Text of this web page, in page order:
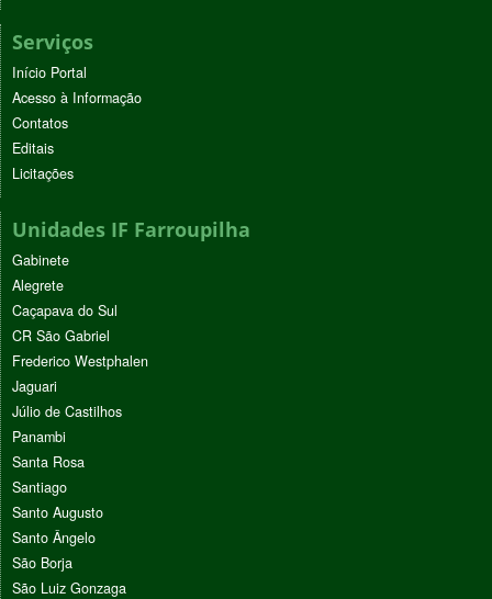
Serviços
Início Portal
Acesso à Informação
Contatos
Editais
Licitações
Unidades IF Farroupilha
Gabinete
Alegrete
Caçapava do Sul
CR São Gabriel
Frederico Westphalen
Jaguari
Júlio de Castilhos
Panambi
Santa Rosa
Santiago
Santo Augusto
Santo Ângelo
São Borja
São Luiz Gonzaga